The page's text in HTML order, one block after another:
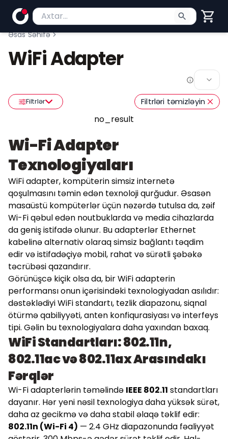
Məhsul axtar
Axtarış üçün ən azı 2 simvol yazın. Göndərmək
Əsas Səhifə
WiFi Adapter
Filtrlər Filtrləri təmizləyin
no_result
Wi-Fi Adapter
Texnologiyaları
WiFi adapter, kompüterin simsiz internetə
qoşulmasını təmin edən texnoloji qurğudur. Əsasən
masaüstü kompüterlər üçün nəzərdə tutulsa da, zəif
Wi-Fi qəbul edən noutbuklarda və media cihazlarda
da geniş istifadə olunur. Bu adapterlər Ethernet
kabelinə alternativ olaraq simsiz bağlantı təqdim
edir və istifadəçiyə mobil, rahat və sürətli şəbəkə
təcrübəsi qazandırır.
Görünüşcə kiçik olsa da, bir WiFi adapterin
performansı onun içərisindəki texnologiyadan asılıdır:
dəstəklədiyi WiFi standartı, tezlik diapazonu, siqnal
ötürmə qabiliyyəti, anten konfiqurasiyası və interfeys
tipi. Gəlin bu texnologiyalara daha yaxından baxaq.
WiFi Standartları: 802.11n,
802.11ac və 802.11ax Arasındakı
Fərqlər
Wi-Fi adapterlərin təməlində IEEE 802.11 standartları
dayanır. Hər yeni nəsil texnologiya daha yüksək sürət,
daha az gecikmə və daha stabil əlaqə təklif edir:
802.11n (Wi-Fi 4) — 2.4 GHz diapazonunda fəaliyyət